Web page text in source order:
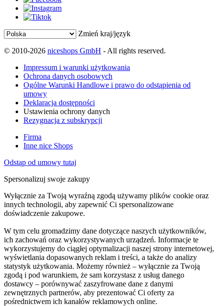
Zmień kraj/język
© 2010-2026 niceshops GmbH - All rights reserved.
Impressum i warunki użytkowania
Ochrona danych osobowych
Ogólne Warunki Handlowe i prawo do odstąpienia od
umowy
Deklaracja dostępności
Ustawienia ochrony danych
Rezygnacja z subskrypcji
Firma
Inne nice Shops
Odstąp od umowy tutaj
Spersonalizuj swoje zakupy
Wyłącznie za Twoją wyraźną zgodą używamy plików cookie oraz
innych technologii, aby zapewnić Ci spersonalizowane
doświadczenie zakupowe.
W tym celu gromadzimy dane dotyczące naszych użytkowników,
ich zachowań oraz wykorzystywanych urządzeń. Informacje te
wykorzystujemy do ciągłej optymalizacji naszej strony internetowej,
wyświetlania dopasowanych reklam i treści, a także do analizy
statystyk użytkowania. Możemy również – wyłącznie za Twoją
zgodą i pod warunkiem, że sam korzystasz z usług danego
dostawcy – porównywać zaszyfrowane dane z danymi
zewnętrznych partnerów, aby prezentować Ci oferty za
pośrednictwem ich kanałów reklamowych online.